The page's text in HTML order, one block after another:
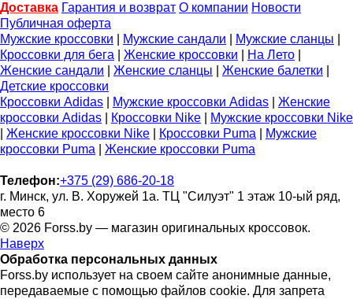
Доставка Гарантия и возврат О компании Новости
Публичная оферта
Мужские кроссовки
Мужские сандали Мужские сланцы
Кроссовки для бега
Женские кроссовки На Лето
Женские сандали
Женские сланцы Женские балетки
Детские кроссовки
Кроссовки Adidas
Мужские кроссовки Adidas
Женские
кроссовки Adidas
Кроссовки Nike
Мужские кроссовки Nike
Женские кроссовки Nike Кроссовки Puma
Мужские
кроссовки Puma
Женские кроссовки Puma
Телефон:+375 (29) 686-20-18
г. Минск, ул. В. Хоружей 1а. ТЦ "Силуэт" 1 этаж 10-ый ряд,
место 6
© 2026 Forss.by — магазин оригинальных кроссовок.
Наверх
Обработка персональных данных
Forss.by использует на своем сайте анонимные данные,
передаваемые с помощью файлов cookie. Для запрета